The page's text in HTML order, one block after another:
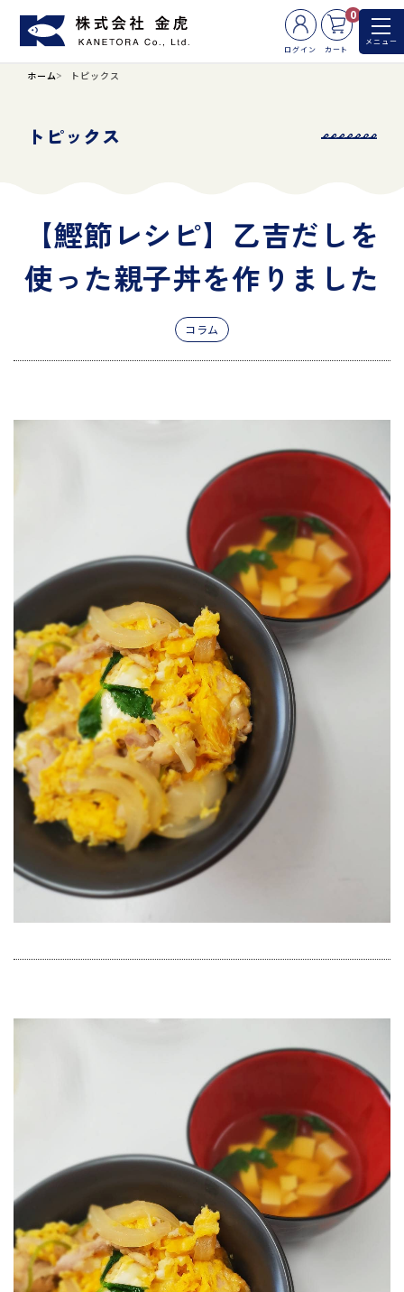
ログイン
0
カート
メニュー
ホーム トピックス
トピックス
【鰹節レシピ】乙吉だしを
使った親子丼を作りました
コラム